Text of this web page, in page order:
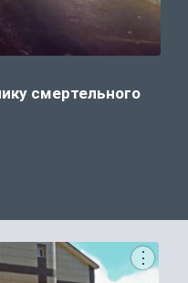
смертельного